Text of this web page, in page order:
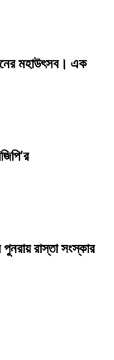
মহাউৎসব। এক
রাস্তা সংস্কার